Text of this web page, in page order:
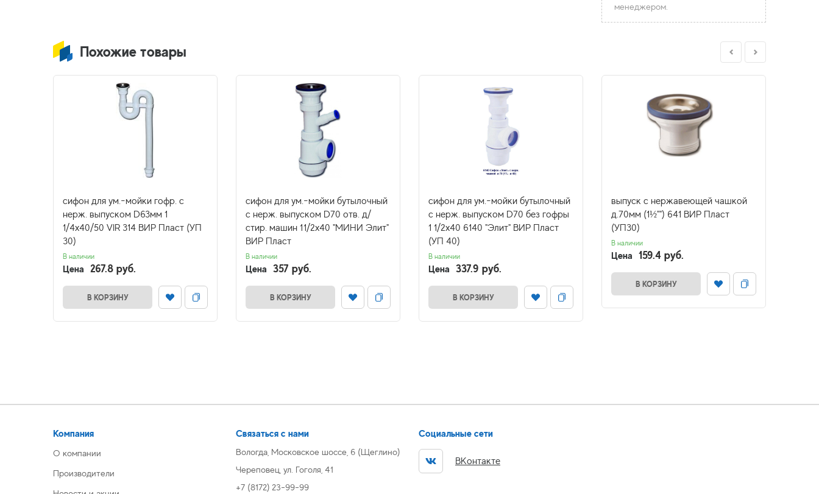
менеджером.
Похожие товары
сифон для ум.-мойки гофр. с
нерж. выпуском D63мм 1
1/4х40/50 VIR 314 ВИР Пласт (УП
30)
В наличии
Цена 267.8 руб.
В КОРЗИНУ
сифон для ум.-мойки бутылочный
с нерж. выпуском D70 отв. д/
стир. машин 11/2х40 "МИНИ Элит"
ВИР Пласт
В наличии
Цена 357 руб.
В КОРЗИНУ
сифон для ум.-мойки бутылочный
с нерж. выпуском D70 без гофры
1 1/2х40 6140 "Элит" ВИР Пласт
(УП 40)
В наличии
Цена 337.9 руб.
В КОРЗИНУ
выпуск с нержавеющей чашкой
д.70мм (1½"") 641 ВИР Пласт
(УП30)
В наличии
Цена 159.4 руб.
В КОРЗИНУ
Компания
О компании
Производители
Связаться с нами
Вологда, Московское шоссе, 6 (Щеглино)
Череповец, ул. Гоголя, 41
+7 (8172) 23-99-99
Социальные сети
ВКонтакте